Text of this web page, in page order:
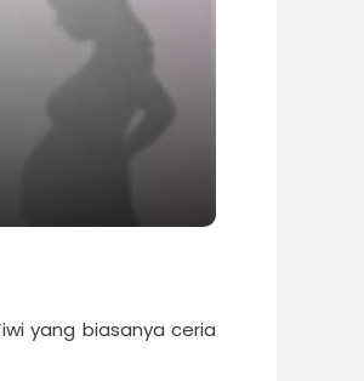
yang biasanya ceria